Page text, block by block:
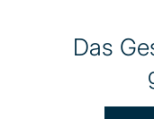
Das